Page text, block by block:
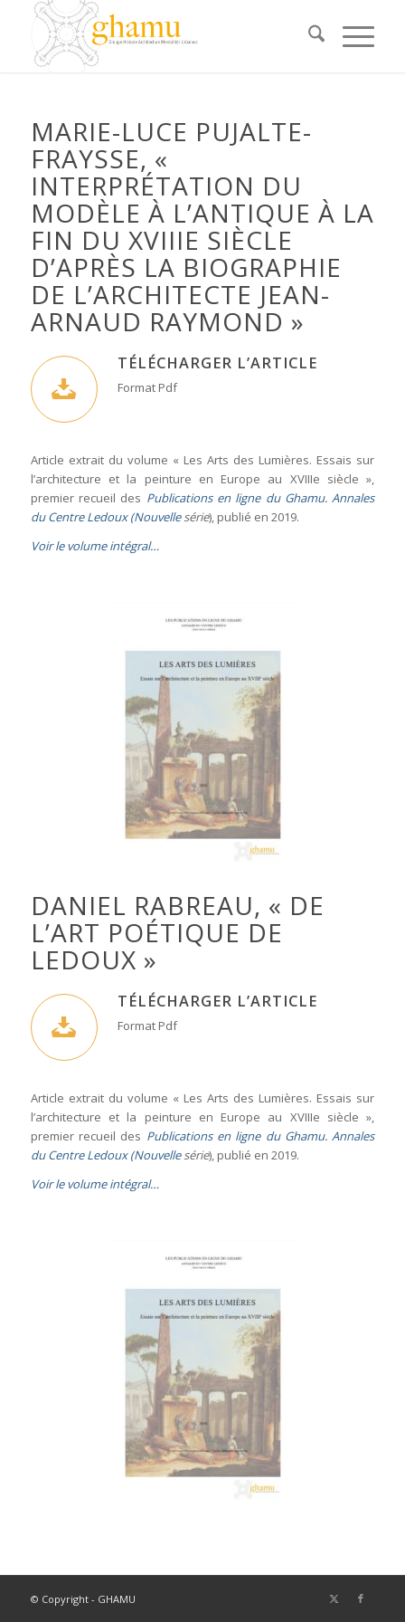
MARIE-LUCE PUJALTE-
FRAYSSE, «
INTERPRÉTATION DU
MODÈLE À L’ANTIQUE À LA
FIN DU XVIIIE SIÈCLE
D’APRÈS LA BIOGRAPHIE
DE L’ARCHITECTE JEAN-
ARNAUD RAYMOND »
TÉLÉCHARGER L’ARTICLE
Format Pdf
Article extrait du volume « Les Arts des Lumières. Essais sur
l’architecture et la peinture en Europe au XVIIIe siècle »,
premier recueil des Publications en ligne du Ghamu. Annales
du Centre Ledoux (Nouvelle série), publié en 2019.
Voir le volume intégral…
DANIEL RABREAU, « DE
L’ART POÉTIQUE DE
LEDOUX »
TÉLÉCHARGER L’ARTICLE
Format Pdf
Article extrait du volume « Les Arts des Lumières. Essais sur
l’architecture et la peinture en Europe au XVIIIe siècle »,
premier recueil des Publications en ligne du Ghamu. Annales
du Centre Ledoux (Nouvelle série), publié en 2019.
Voir le volume intégral…
© Copyright - GHAMU